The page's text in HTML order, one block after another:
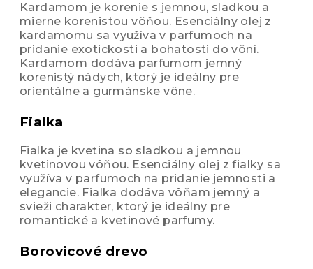
Kardamom je korenie s jemnou, sladkou a
mierne korenistou vôňou. Esenciálny olej z
kardamomu sa využíva v parfumoch na
pridanie exotickosti a bohatosti do vôní.
Kardamom dodáva parfumom jemný
korenistý nádych, ktorý je ideálny pre
orientálne a gurmánske vône.
Fialka
Fialka je kvetina so sladkou a jemnou
kvetinovou vôňou. Esenciálny olej z fialky sa
využíva v parfumoch na pridanie jemnosti a
elegancie. Fialka dodáva vôňam jemný a
svieži charakter, ktorý je ideálny pre
romantické a kvetinové parfumy.
Borovicové drevo